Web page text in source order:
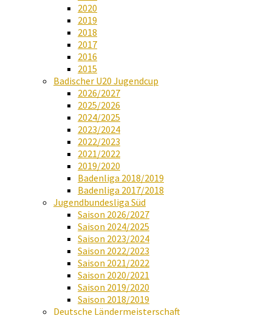
2020
2019
2018
2017
2016
2015
Badischer U20 Jugendcup
2026/2027
2025/2026
2024/2025
2023/2024
2022/2023
2021/2022
2019/2020
Badenliga 2018/2019
Badenliga 2017/2018
Jugendbundesliga Süd
Saison 2026/2027
Saison 2024/2025
Saison 2023/2024
Saison 2022/2023
Saison 2021/2022
Saison 2020/2021
Saison 2019/2020
Saison 2018/2019
Deutsche Ländermeisterschaft